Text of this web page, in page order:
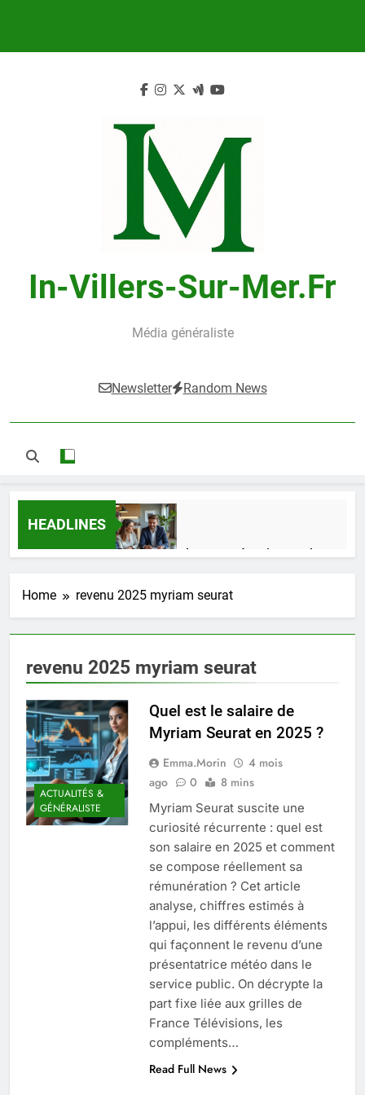
In-Villers-Sur-Mer.fr
Média généraliste
Newsletter Random News
HEADLINES
Guide complet pour réussir un achat
1 Semaine Ago
impact dans le domaine médical
4 Mois Ago
Quel est le salaire de Myriam Seurat en
2025 ?
4 Mois Ago
Okrami : comprendre ses
fonctionnalités clés et avantages
4 Mois Ago
Découvrez notre test d’orientation
gratuit spécialement conçu pour
collégiens et lycéens
4 Mois Ago
Liste complète des marques
rezoactif.com à connaître en 2025
4 Mois Ago
Home revenu 2025 myriam seurat
revenu 2025 myriam seurat
ACTUALITÉS &
GÉNÉRALISTE
Quel est le salaire de
Myriam Seurat en 2025 ?
Emma.Morin
4 mois
ago
0 8 mins
Myriam Seurat suscite une
curiosité récurrente : quel est
son salaire en 2025 et comment
se compose réellement sa
rémunération ? Cet article
analyse, chiffres estimés à
l’appui, les différents éléments
qui façonnent le revenu d’une
présentatrice météo dans le
service public. On décrypte la
part fixe liée aux grilles de
France Télévisions, les
compléments…
Read Full News